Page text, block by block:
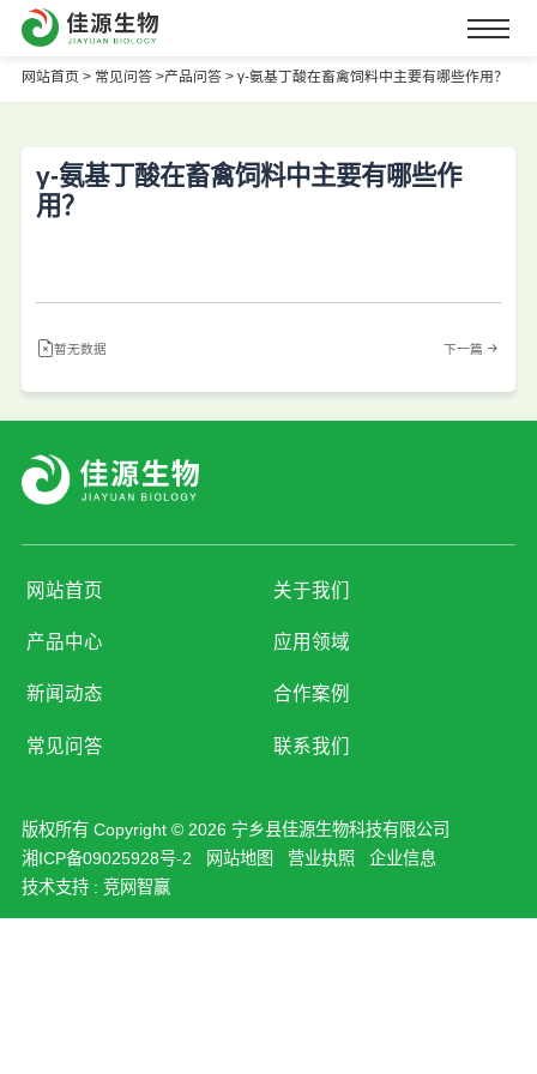
网站首页 > 常见问答 >产品问答 > γ-氨基丁酸在畜禽饲料中主要有哪些作用？
γ-氨基丁酸在畜禽饲料中主要有哪些作
用？
暂无数据 下一篇
网站首页 关于我们
产品中心 应用领域
新闻动态 合作案例
常见问答 联系我们
版权所有 Copyright © 2026 宁乡县佳源生物科技有限公司
湘ICP备09025928号-2
网站地图 营业执照
企业信息
技术支持 : 竞网智赢